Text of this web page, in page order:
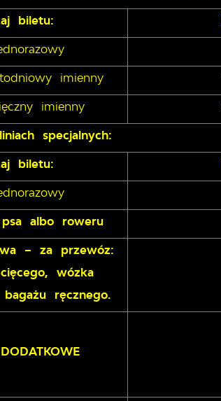
biletu:
imienny
imienny
specjalnych:
biletu:
albo roweru
– za przewóz:
wózka
ręcznego.